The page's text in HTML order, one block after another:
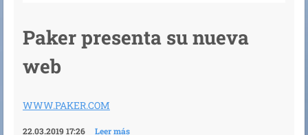
Paker presenta su nueva
web
WWW.PAKER.COM
22.03.2019 17:26 Leer más